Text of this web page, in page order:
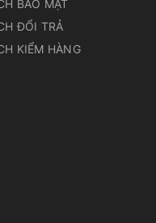
BẢO MẬT
ĐỔI TRẢ
KIỂM HÀNG